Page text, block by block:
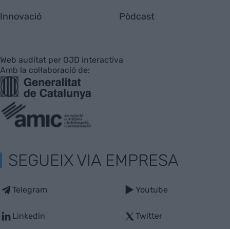
Innovació Pòdcast
Web auditat per OJD interactiva
Amb la col·laboració de:
SEGUEIX VIA EMPRESA
Telegram
Linkedin
Youtube
Twitter